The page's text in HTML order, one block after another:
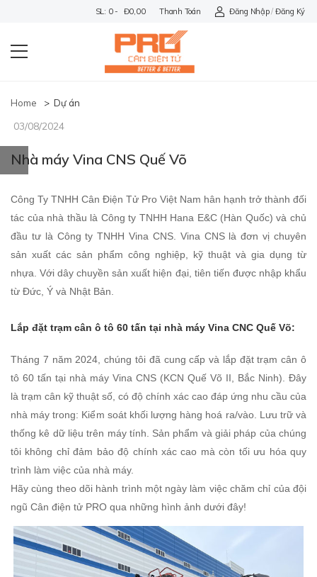
SL: 0 - Đ0,00 Thanh Toán Đăng Nhập / Đăng Ký
Home > Dự án
03/08/2024
Nhà máy Vina CNS Quế Võ
Công Ty TNHH Cân Điện Tử Pro Việt Nam hân hạnh trở thành đối
tác của nhà thầu là Công ty TNHH Hana E&C (Hàn Quốc) và chủ
đầu tư là Công ty TNHH Vina CNS. Vina CNS là đơn vị chuyên
sản xuất các sản phẩm công nghiệp, kỹ thuật và gia dụng từ
nhựa. Với dây chuyền sản xuất hiện đại, tiên tiến được nhập khẩu
từ Đức, Ý và Nhật Bản.
Lắp đặt trạm cân ô tô 60 tấn tại nhà máy Vina CNC Quế Võ:
Tháng 7 năm 2024, chúng tôi đã cung cấp và lắp đặt trạm cân ô
tô 60 tấn tại nhà máy Vina CNS (KCN Quế Võ II, Bắc Ninh). Đây
là trạm cân kỹ thuật số, có độ chính xác cao đáp ứng nhu cầu của
nhà máy trong: Kiểm soát khối lượng hàng hoá ra/vào. Lưu trữ và
thống kê dữ liệu trên máy tính. Sản phẩm và giải pháp của chúng
tôi không chỉ đảm bảo độ chính xác cao mà còn tối ưu hóa quy
trình làm việc của nhà máy.
Hãy cùng theo dõi hành trình một ngày làm việc chăm chỉ của đội
ngũ Cân điện tử PRO qua những hình ảnh dưới đây!